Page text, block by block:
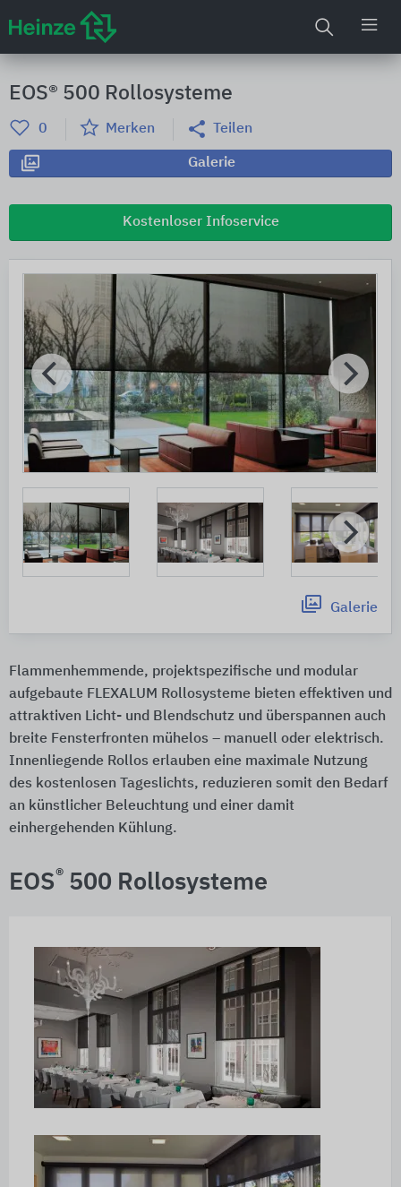
EOS® 500 Rollosysteme
0 Merken Teilen
Galerie
Kostenloser Infoservice
Galerie
Flammenhemmende, projektspezifische und modular
aufgebaute FLEXALUM Rollosysteme bieten effektiven und
attraktiven Licht- und Blendschutz und überspannen auch
breite Fensterfronten mühelos – manuell oder elektrisch.
Innenliegende Rollos erlauben eine maximale Nutzung
des kostenlosen Tageslichts, reduzieren somit den Bedarf
an künstlicher Beleuchtung und einer damit
einhergehenden Kühlung.
EOS® 500 Rollosysteme